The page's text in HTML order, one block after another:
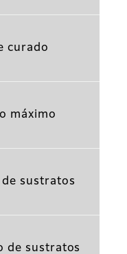
curado
máximo
sustratos
de sustratos